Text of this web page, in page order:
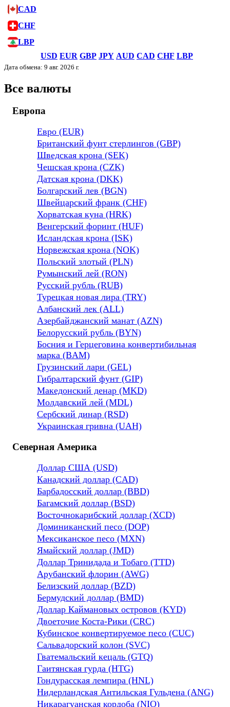
CAD
CHF
LBP
USD EUR GBP JPY AUD CAD CHF LBP
Дата обмена: 9 авг. 2026 г.
Все валюты
Европа
Евро (EUR)
Британский фунт стерлингов (GBP)
Шведская крона (SEK)
Чешская крона (CZK)
Датская крона (DKK)
Болгарский лев (BGN)
Швейцарский франк (CHF)
Хорватская куна (HRK)
Венгерский форинт (HUF)
Исландская крона (ISK)
Норвежская крона (NOK)
Польский злотый (PLN)
Румынский лей (RON)
Русский рубль (RUB)
Турецкая новая лира (TRY)
Албанский лек (ALL)
Азербайджанский манат (AZN)
Белорусский рубль (BYN)
Босния и Герцеговина конвертибильная
марка (BAM)
Грузинский лари (GEL)
Гибралтарский фунт (GIP)
Македонский денар (MKD)
Молдавский лей (MDL)
Сербский динар (RSD)
Украинская гривна (UAH)
Северная Америка
Доллар США (USD)
Канадский доллар (CAD)
Барбадосский доллар (BBD)
Багамский доллар (BSD)
Восточнокарибский доллар (XCD)
Доминиканский песо (DOP)
Мексиканское песо (MXN)
Ямайский доллар (JMD)
Доллар Тринидада и Тобаго (TTD)
Арубанский флорин (AWG)
Белизский доллар (BZD)
Бермудский доллар (BMD)
Доллар Каймановых островов (KYD)
Двоеточие Коста-Рики (CRC)
Кубинское конвертируемое песо (CUC)
Сальвадорский колон (SVC)
Гватемальский кецаль (GTQ)
Гаитянская гурда (HTG)
Гондурасская лемпира (HNL)
Нидерландская Антильская Гульдена (ANG)
Никарагуанская кордоба (NIO)